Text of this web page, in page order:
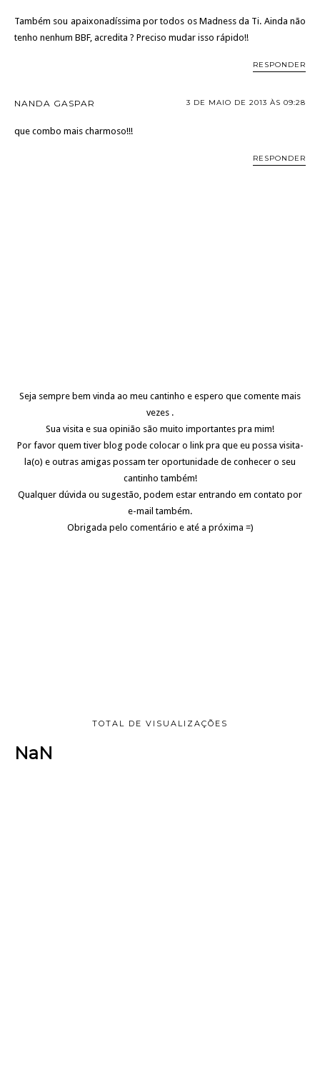
Também sou apaixonadíssima por todos os Madness da Ti. Ainda não
tenho nenhum BBF, acredita ? Preciso mudar isso rápido!!
RESPONDER
NANDA GASPAR 3 DE MAIO DE 2013 ÀS 09:28
que combo mais charmoso!!!
RESPONDER
Seja sempre bem vinda ao meu cantinho e espero que comente mais
vezes .
Sua visita e sua opinião são muito importantes pra mim!
Por favor quem tiver blog pode colocar o link pra que eu possa visita-
la(o) e outras amigas possam ter oportunidade de conhecer o seu
cantinho também!
Qualquer dúvida ou sugestão, podem estar entrando em contato por
e-mail também.
Obrigada pelo comentário e até a próxima =)
TOTAL DE VISUALIZAÇÕES
NaN